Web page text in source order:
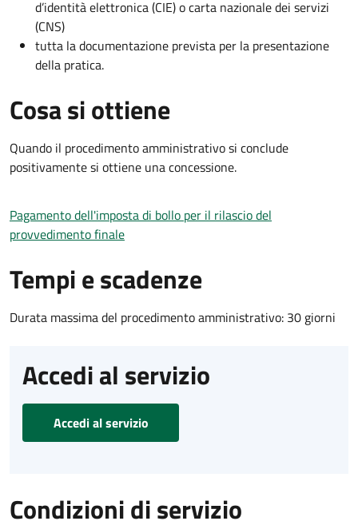
d’identità elettronica (CIE) o carta nazionale dei servizi
(CNS)
tutta la documentazione prevista per la presentazione
della pratica.
Cosa si ottiene
Quando il procedimento amministrativo si conclude
positivamente si ottiene una concessione.
Pagamento dell'imposta di bollo per il rilascio del
provvedimento finale
Tempi e scadenze
Durata massima del procedimento amministrativo: 30 giorni
Accedi al servizio
Accedi al servizio
Condizioni di servizio